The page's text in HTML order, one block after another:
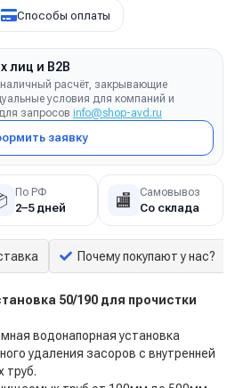
Способы оплаты
лиц и B2B
расчёт, закрывающие
условия для компаний и
запросов info@shop-avd.ru
заявку
По РФ
2–5 дней 🏬 Самовывоз
Со склада
Почему покупают у нас?
50/190 для прочистки
водонапорная установка
удаления засоров с внутренней
труб.